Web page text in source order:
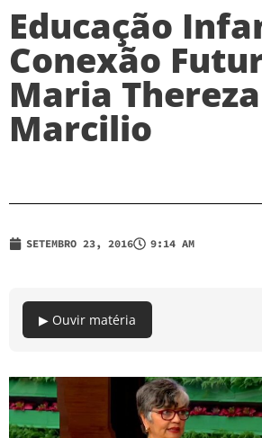
Educação
Conexão
Maria Thereza
Marcilio
SETEMBRO 23, 2016 9:14 AM
▶ Ouvir matéria